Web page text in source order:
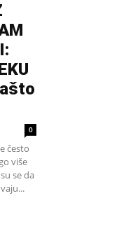
0
često
više
se da